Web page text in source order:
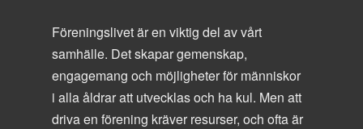
Föreningslivet är en viktig del av vårt
samhälle. Det skapar gemenskap,
engagemang och möjligheter för människor
i alla åldrar att utvecklas och ha kul. Men att
driva en förening kräver resurser, och ofta är